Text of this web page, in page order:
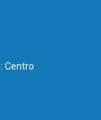
Centro